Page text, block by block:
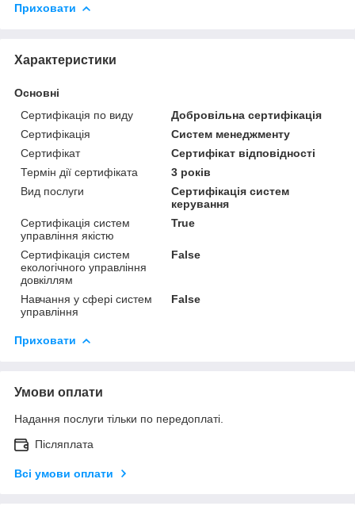
Приховати
Характеристики
Основні
Сертифікація по виду
Добровільна сертифікація
Сертифікація
Систем менеджменту
Сертифікат
Сертифікат відповідності
Термін дії сертифіката
3 років
Вид послуги
Сертифікація систем
керування
Сертифікація систем
управління якістю
True
Сертифікація систем
екологічного управління
довкіллям
False
Навчання у сфері систем
управління
False
Приховати
Умови оплати
Надання послуги тільки по передоплаті.
Післяплата
Всі умови оплати